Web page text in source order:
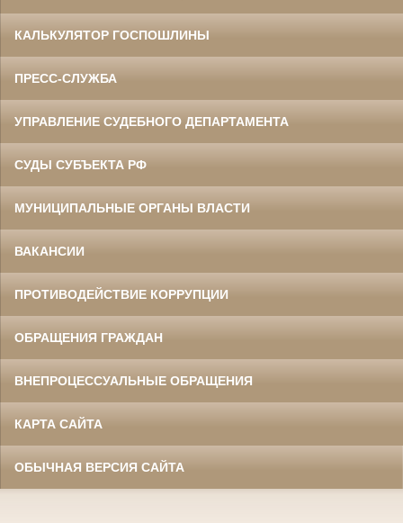
КАЛЬКУЛЯТОР ГОСПОШЛИНЫ
ПРЕСС-СЛУЖБА
УПРАВЛЕНИЕ СУДЕБНОГО ДЕПАРТАМЕНТА
СУДЫ СУБЪЕКТА РФ
МУНИЦИПАЛЬНЫЕ ОРГАНЫ ВЛАСТИ
ВАКАНСИИ
ПРОТИВОДЕЙСТВИЕ КОРРУПЦИИ
ОБРАЩЕНИЯ ГРАЖДАН
ВНЕПРОЦЕССУАЛЬНЫЕ ОБРАЩЕНИЯ
КАРТА САЙТА
ОБЫЧНАЯ ВЕРСИЯ САЙТА